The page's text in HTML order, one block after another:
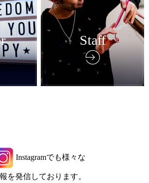
Staff
Instagramでも様々な
を発信しております。